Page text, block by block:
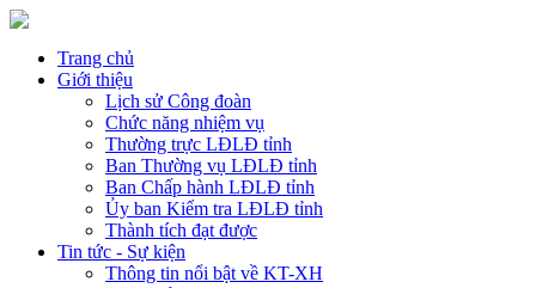
Trang chủ
Giới thiệu
Lịch sử Công đoàn
Chức năng nhiệm vụ
Thường trực LĐLĐ tỉnh
Ban Thường vụ LĐLĐ tỉnh
Ban Chấp hành LĐLĐ tỉnh
Ủy ban Kiểm tra LĐLĐ tỉnh
Thành tích đạt được
Tin tức - Sự kiện
Thông tin nổi bật về KT-XH